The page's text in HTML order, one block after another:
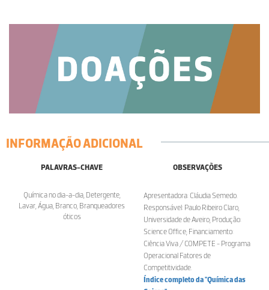
INFORMAÇÃO ADICIONAL
PALAVRAS-CHAVE
Química no dia-a-dia, Detergente,
Lavar, Água, Branco, Branqueadores
óticos
OBSERVAÇÕES
Apresentadora: Cláudia Semedo.
Responsável: Paulo Ribeiro Claro,
Universidade de Aveiro; Produção:
Science Office; Financiamento:
Ciência Viva / COMPETE - Programa
Operacional Fatores de
Competitividade.
Índice completo da "Química das